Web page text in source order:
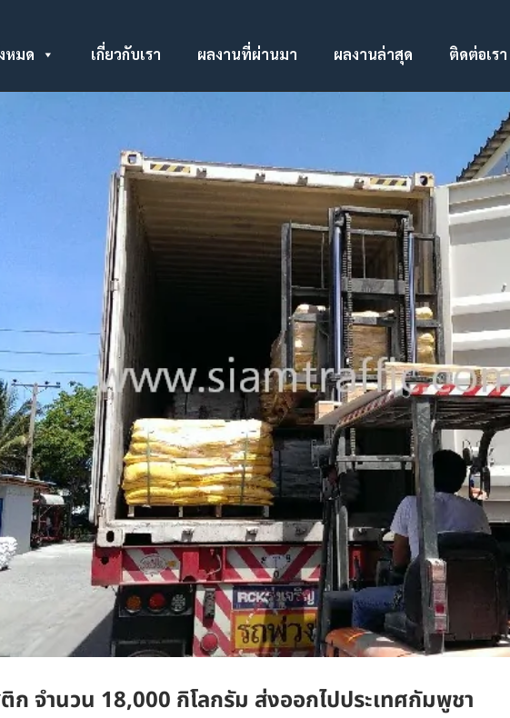
หมด เกี่ยวกับเรา ผลงานที่ผ่านมา ผลงานล่าสุด ติดต่อเรา
ก จำนวน 18,000 กิโลกรัม ส่งออกไปประเทศกัมพูชา